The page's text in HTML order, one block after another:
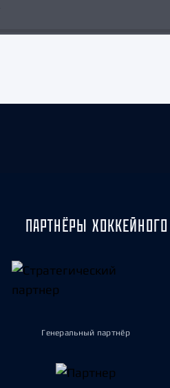
ПАРТНЁРЫ
Генеральный партнёр